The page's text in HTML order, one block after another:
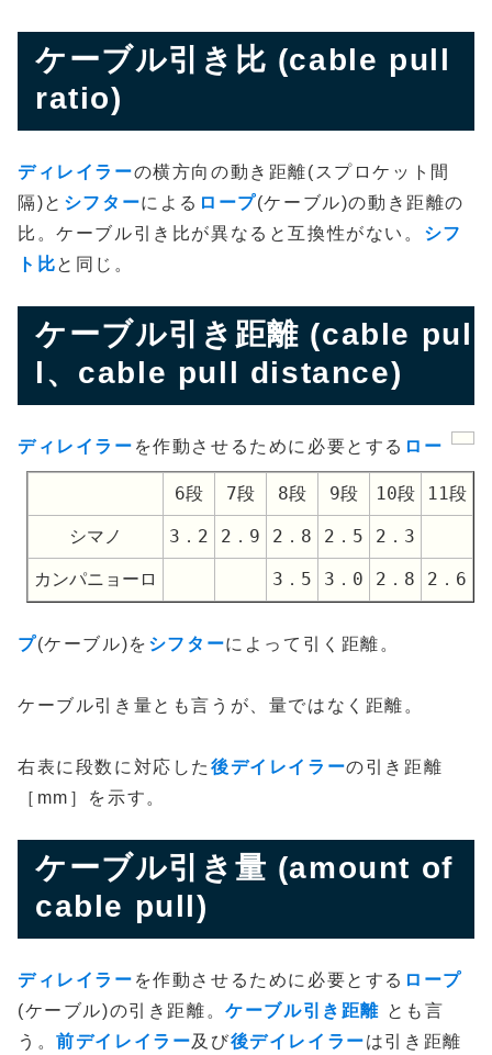
ケーブル引き比 (cable pull
ratio)
ディレイラーの横方向の動き距離(スプロケット間
隔)と シフターによる ロープ(ケーブル)の動き距離の
比。ケーブル引き比が異なると互換性がない。 シフ
ト比と同じ。
ケーブル引き距離 (cable pul
l、cable pull distance)
6段 7段 8段 9段 10段 11段
シマノ 3．2 2．9 2．8 2．5 2．3
カンパニョーロ 3．5 3．0 2．8 2．6
ディレイラー を作動させるために必要とする ロー
プ(ケーブル)を シフターによって引く距離。
ケーブル引き量とも言うが、量ではなく距離。
右表に段数に対応した 後デイレイラーの引き距離
［mm］を示す。
ケーブル引き量 (amount of
cable pull)
ディレイラー を作動させるために必要とする ロープ
(ケーブル)の引き距離。ケーブル引き距離 とも言
う。前デイレイラー及び後デイレイラーは引き距離